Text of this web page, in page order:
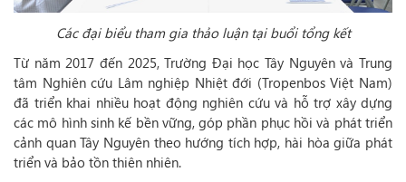
Các đại biểu tham gia thảo luận tại buổi tổng kết
Từ năm 2017 đến 2025, Trường Đại học Tây Nguyên và Trung
tâm Nghiên cứu Lâm nghiệp Nhiệt đới (Tropenbos Việt Nam)
đã triển khai nhiều hoạt động nghiên cứu và hỗ trợ xây dựng
các mô hình sinh kế bền vững, góp phần phục hồi và phát triển
cảnh quan Tây Nguyên theo hướng tích hợp, hài hòa giữa phát
triển và bảo tồn thiên nhiên.